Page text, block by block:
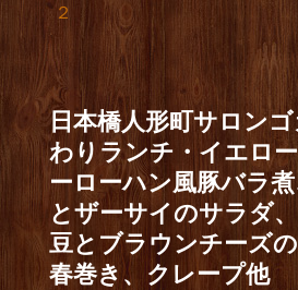
２
日本橋人形町サロン
わりランチ・イエロ
ーローハン風豚バラ
とザーサイのサラダ
豆とブラウンチーズ
春巻き、クレープ他